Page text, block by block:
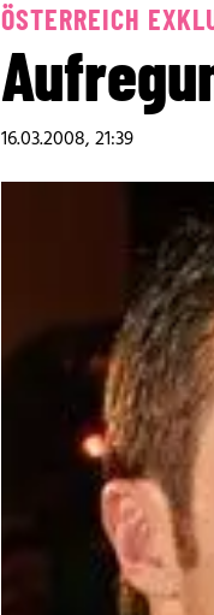
ÖSTERREICH
16.03.2008, 21:39